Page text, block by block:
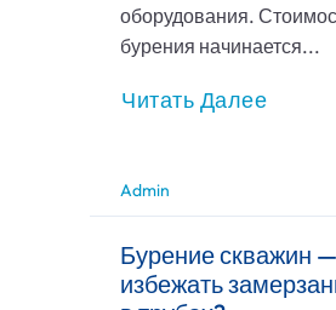
оборудования.
бурения начинается...
Читать Далее
Admin
Бурение скважин
избежать